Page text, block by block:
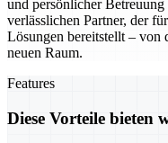
und persönlicher
verlässlichen Partner, der
Lösungen bereitstellt – von
neuen Raum.
Features
Diese Vorteile bieten